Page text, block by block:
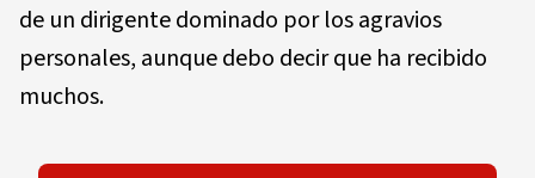
de un dirigente dominado por los agravios
personales, aunque debo decir que ha recibido
muchos.